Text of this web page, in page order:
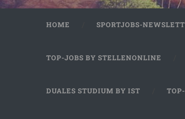
HOME SPORTJOBS-
TOP-JOBS BY STELLENONLINE
DUALES STUDIUM BY IST